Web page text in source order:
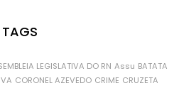
TAGS
LEGISLATIVA DO RN Assu BATATA
CORONEL AZEVEDO CRIME CRUZETA